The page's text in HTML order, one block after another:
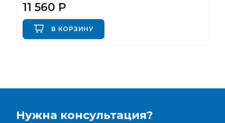
11 560 Р
В КОРЗИНУ
Нужна консультация?